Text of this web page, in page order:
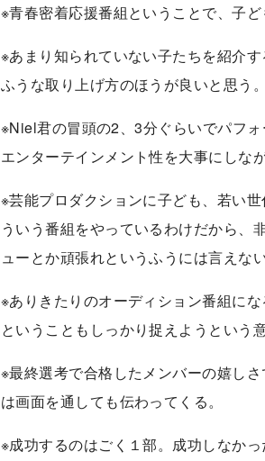
※青春密着応援番組ということで、子
※あまり知られていない子たちを紹介
ふうな取り上げ方のほうが良いと思う
※Niel君の冒頭の2、3分ぐらいでパフ
エンターテインメント性を大事にしな
※芸能プロダクションに子ども、若い
ういう番組をやっているわけだから、
ューとか頑張れというふうには言えない
※ありきたりのオーディション番組に
ということもしっかり捉えようという
※最終選考で合格したメンバーの嬉し
は画面を通しても伝わってくる。
※成功するのはごく１部。成功しなか